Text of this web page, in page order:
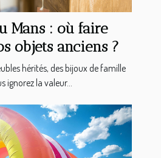
Mans : où faire
objets anciens ?
hérités, des bijoux de famille
ignorez la valeur...